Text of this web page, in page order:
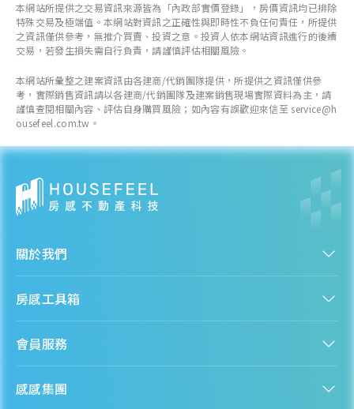
鹿谷鄉
近一年成交單價
31.7萬元/坪
+ 6.7%
本網站所提供之交易資訊來源皆為「內政部實價登錄」，房價資訊均已排除
特殊交易及極端值。本網站對資訊之正確性與即時性不負任何責任，所提供
之資訊僅供參考，無推介買賣、投資之意。投資人依本網站資訊進行的後續
交易，若發生損失需自行負責，請謹慎評估相關風險。
本網站所彙整之建案資訊由各建商/代銷團隊提供，所提供之資訊僅供參
考，實際銷售資訊請以各建商/代銷團隊及建案銷售現場實際資料為主，請
謹慎查閱相關內容、評估自身購買風險；如內容有誤歡迎來信至 service@h
ousefeel.com.tw。
關於我們
人才招募
隱私政策
資訊安全政策
聯絡我們
房感工具箱
購屋能力試算
熱門區域分析
會員服務
會員專區
感感集團